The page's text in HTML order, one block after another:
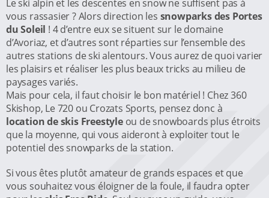
Le ski alpin et les descentes en snow ne suffisent pas à
vous rassasier ? Alors direction les snowparks des Portes
du Soleil ! 4 d’entre eux se situent sur le domaine
d’Avoriaz, et d’autres sont réparties sur l’ensemble des
autres stations de ski alentours. Vous aurez de quoi varier
les plaisirs et réaliser les plus beaux tricks au milieu de
paysages variés.
Mais pour cela, il faut choisir le bon matériel ! Chez 360
Skishop, Le 720 ou Crozats Sports, pensez donc à
location de skis Freestyleou de snowboards plus étroits
que la moyenne, qui vous aideront à exploiter tout le
potentiel des snowparks de la station.
Si vous êtes plutôt amateur de grands espaces et que
vous souhaitez vous éloigner de la foule, il faudra opter